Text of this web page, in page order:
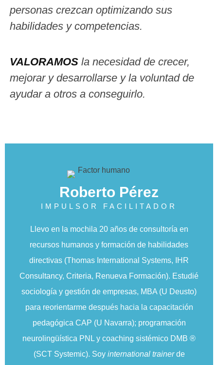
personas crezcan optimizando sus
habilidades y competencias.
VALORAMOS la necesidad de crecer,
mejorar y desarrollarse y la voluntad de
ayudar a otros a conseguirlo.
Roberto Pérez
IMPULSOR FACILITADOR
Llevo en la mochila 20 años de consultoría en
recursos humanos y formación de habilidades
directivas (Thomas International Systems, IHR
Consultancy, Criteria, Renueva Formación). Estudié
sociología y gestión de empresas, MBA (U Deusto)
para reorientarme después hacia la capacitación
pedagógica CAP (U Navarra); programación
neurolingüística PNL y coaching sistémico DMB ®
(SCT Systemic). Soy international trainerde